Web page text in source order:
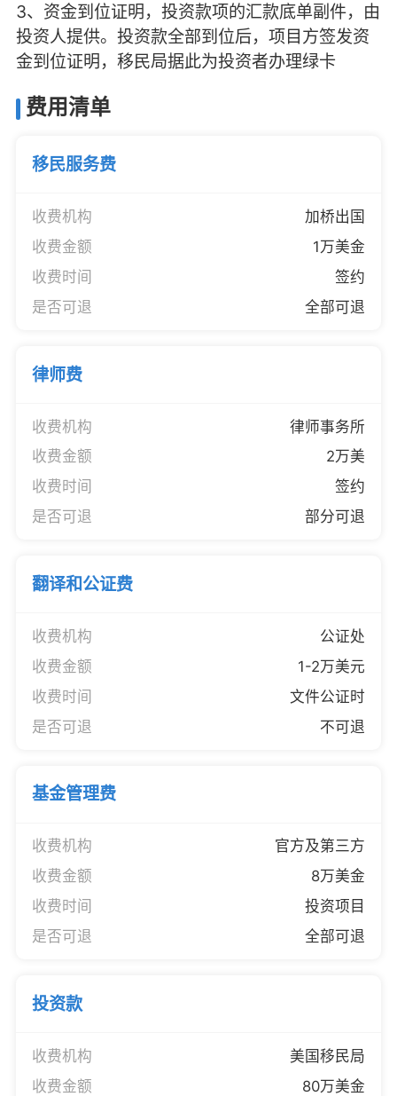
3、资金到位证明，投资款项的汇款底单副件，由
投资人提供。投资款全部到位后，项目方签发资
金到位证明，移民局据此为投资者办理绿卡
费用清单
移民服务费
收费机构
加桥出国
收费金额
1万美金
收费时间
签约
是否可退
全部可退
律师费
收费机构
律师事务所
收费金额
2万美
收费时间
签约
是否可退
部分可退
翻译和公证费
收费机构
公证处
收费金额
1-2万美元
收费时间
文件公证时
是否可退
不可退
基金管理费
收费机构
官方及第三方
收费金额
8万美金
收费时间
投资项目
是否可退
全部可退
投资款
收费机构
美国移民局
收费金额
80万美金